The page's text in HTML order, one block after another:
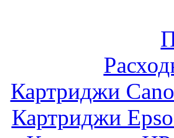
Картриджи
Картриджи